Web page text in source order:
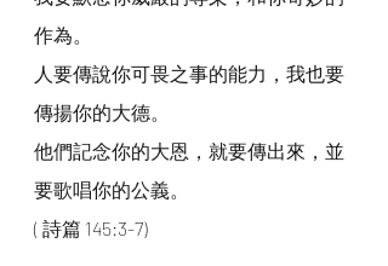
作為。
人要傳說你可畏之事的能力，我也要
傳揚你的大德。
他們記念你的大恩，就要傳出來，並
要歌唱你的公義。
( 詩篇 145:3-7)